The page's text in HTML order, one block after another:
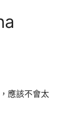
應該不會太